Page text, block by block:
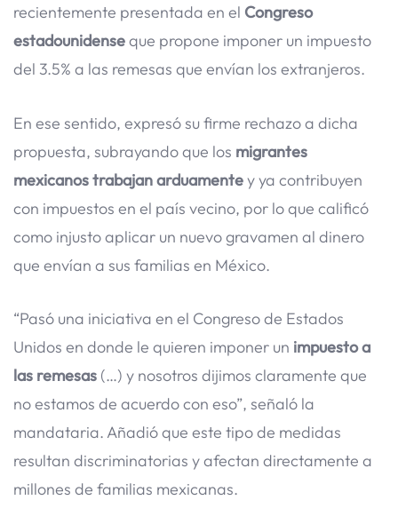
recientemente presentada en el Congreso
estadounidenseque propone imponer un impuesto
del 3.5% a las remesas que envían los extranjeros.
En ese sentido, expresó su firme rechazo a dicha
propuesta, subrayando que los migrantes
mexicanos trabajan arduamentey ya contribuyen
con impuestos en el país vecino, por lo que calificó
como injusto aplicar un nuevo gravamen al dinero
que envían a sus familias en México.
“Pasó una iniciativa en el Congreso de Estados
Unidos en donde le quieren imponer un impuesto a
las remesas (…) y nosotros dijimos claramente que
no estamos de acuerdo con eso”, señaló la
mandataria. Añadió que este tipo de medidas
resultan discriminatorias y afectan directamente a
millones de familias mexicanas.